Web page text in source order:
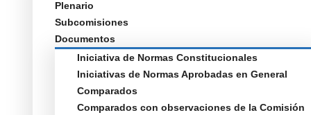
Plenario
Subcomisiones
Documentos
Iniciativa de Normas Constitucionales
Iniciativas de Normas Aprobadas en General
Comparados
Comparados con observaciones de la Comisión